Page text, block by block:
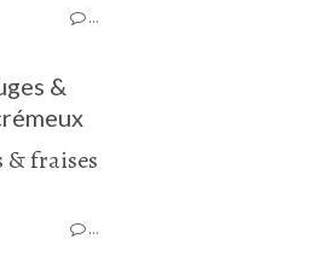
…
&
…